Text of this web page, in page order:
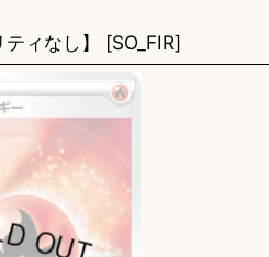
ィなし】 [SO_FIR]